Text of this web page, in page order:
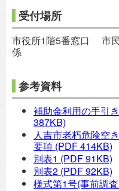
受付場所
市役所1階5番窓口 市
係
参考資料
補助金利用の手引
387KB)
人吉市老朽危険空
要項 (PDF 414KB)
別表1 (PDF 91KB)
別表2 (PDF 92KB)
様式第1号(事前調